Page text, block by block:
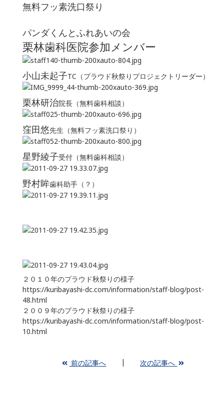
無料フッ素洗口祭り
パンダくんとふれあいの会
栗林歯科医院参加メンバー
小山未起子TC（プラウド秋祭りプロジェクトリーダー）
栗林研治院長（無料歯科相談）
窪田悠先生（無料フッ素洗口祭り）
星野綾子受付（無料歯科相談）
野村眸歯科助手（？）
２０１０年のプラウド秋祭りの様子
https://kuribayashi-dc.com/information/staff-blog/post-
48.html
２００９年のプラウド秋祭りの様子
https://kuribayashi-dc.com/information/staff-blog/post-
10.html
前の記事へ 次の記事へ